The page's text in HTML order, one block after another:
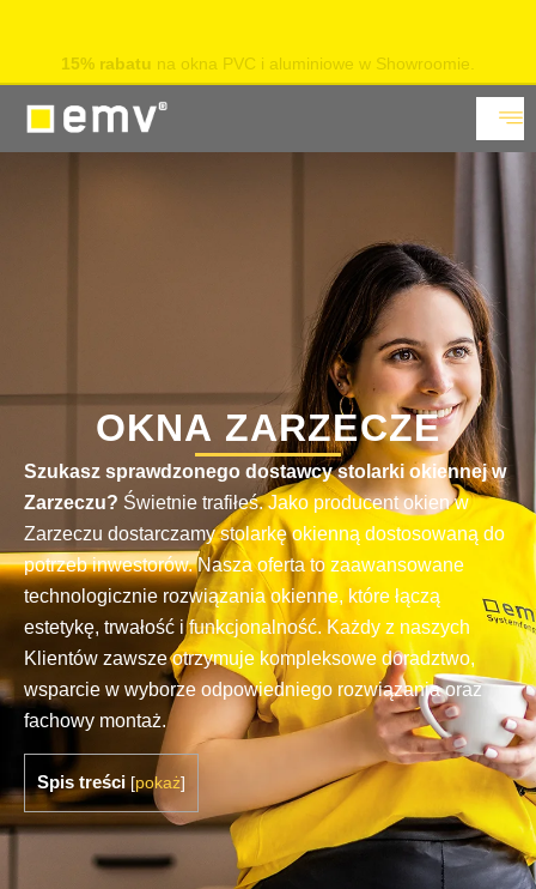
Sprawdź
OKNA ZARZECZE
Szukasz sprawdzonego dostawcy stolarki okiennej w
Zarzeczu? Świetnie trafiłeś. Jako producent okien w
Zarzeczu dostarczamy stolarkę okienną dostosowaną do
potrzeb inwestorów. Nasza oferta to zaawansowane
technologicznie rozwiązania okienne, które łączą
estetykę, trwałość i funkcjonalność. Każdy z naszych
Klientów zawsze otrzymuje kompleksowe doradztwo,
wsparcie w wyborze odpowiedniego rozwiązania oraz
fachowy montaż.
Spis treści [pokaż]